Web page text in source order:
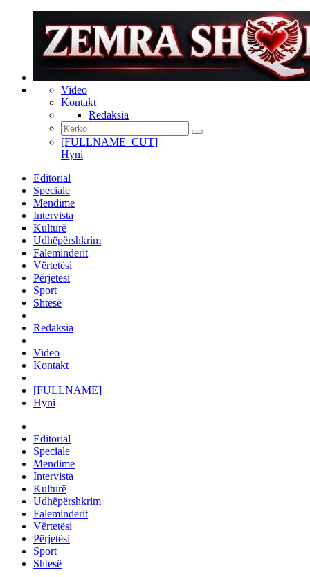
Video
Kontakt
Redaksia
[FULLNAME_CUT]
Hyni
Editorial
Speciale
Mendime
Intervista
Kulturë
Udhëpërshkrim
Faleminderit
Vërtetësi
Përjetësi
Sport
Shtesë
Redaksia
Video
Kontakt
[FULLNAME]
Hyni
Editorial
Speciale
Mendime
Intervista
Kulturë
Udhëpërshkrim
Faleminderit
Vërtetësi
Përjetësi
Sport
Shtesë